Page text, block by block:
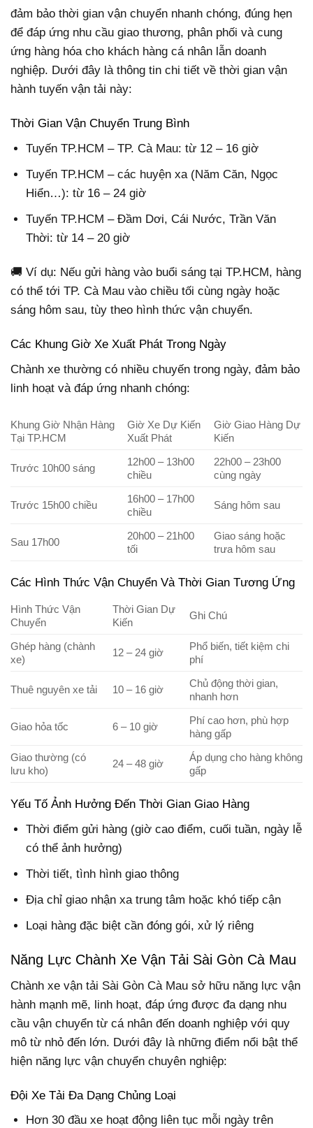
đảm bảo thời gian vận chuyển nhanh chóng, đúng hẹn
để đáp ứng nhu cầu giao thương, phân phối và cung
ứng hàng hóa cho khách hàng cá nhân lẫn doanh
nghiệp. Dưới đây là thông tin chi tiết về thời gian vận
hành tuyến vận tải này:
Thời Gian Vận Chuyển Trung Bình
Tuyến TP.HCM – TP. Cà Mau: từ 12 – 16 giờ
Tuyến TP.HCM – các huyện xa (Năm Căn, Ngọc
Hiển…): từ 16 – 24 giờ
Tuyến TP.HCM – Đầm Dơi, Cái Nước, Trần Văn
Thời: từ 14 – 20 giờ
🚚 Ví dụ: Nếu gửi hàng vào buổi sáng tại TP.HCM, hàng
có thể tới TP. Cà Mau vào chiều tối cùng ngày hoặc
sáng hôm sau, tùy theo hình thức vận chuyển.
Các Khung Giờ Xe Xuất Phát Trong Ngày
Chành xe thường có nhiều chuyến trong ngày, đảm bảo
linh hoạt và đáp ứng nhanh chóng:
Khung Giờ Nhận Hàng
Tại TP.HCM
Giờ Xe Dự Kiến
Xuất Phát
Giờ Giao Hàng Dự
Kiến
Trước 10h00 sáng
12h00 – 13h00
chiều
22h00 – 23h00
cùng ngày
Trước 15h00 chiều
16h00 – 17h00
chiều
Sáng hôm sau
Sau 17h00
20h00 – 21h00
tối
Giao sáng hoặc
trưa hôm sau
Các Hình Thức Vận Chuyển Và Thời Gian Tương Ứng
Hình Thức Vận
Chuyển
Thời Gian Dự
Kiến
Ghi Chú
Ghép hàng (chành
xe)
12 – 24 giờ
Phổ biến, tiết kiệm chi
phí
Thuê nguyên xe tải 10 – 16 giờ
Chủ động thời gian,
nhanh hơn
Giao hỏa tốc 6 – 10 giờ
Phí cao hơn, phù hợp
hàng gấp
Giao thường (có
lưu kho)
24 – 48 giờ
Áp dụng cho hàng không
gấp
Yếu Tố Ảnh Hưởng Đến Thời Gian Giao Hàng
Thời điểm gửi hàng (giờ cao điểm, cuối tuần, ngày lễ
có thể ảnh hưởng)
Thời tiết, tình hình giao thông
Địa chỉ giao nhận xa trung tâm hoặc khó tiếp cận
Loại hàng đặc biệt cần đóng gói, xử lý riêng
Năng Lực Chành Xe Vận Tải Sài Gòn Cà Mau
Chành xe vận tải Sài Gòn Cà Mau sở hữu năng lực vận
hành mạnh mẽ, linh hoạt, đáp ứng được đa dạng nhu
cầu vận chuyển từ cá nhân đến doanh nghiệp với quy
mô từ nhỏ đến lớn. Dưới đây là những điểm nổi bật thể
hiện năng lực vận chuyển chuyên nghiệp:
Đội Xe Tải Đa Dạng Chủng Loại
Hơn 30 đầu xe hoạt động liên tục mỗi ngày trên